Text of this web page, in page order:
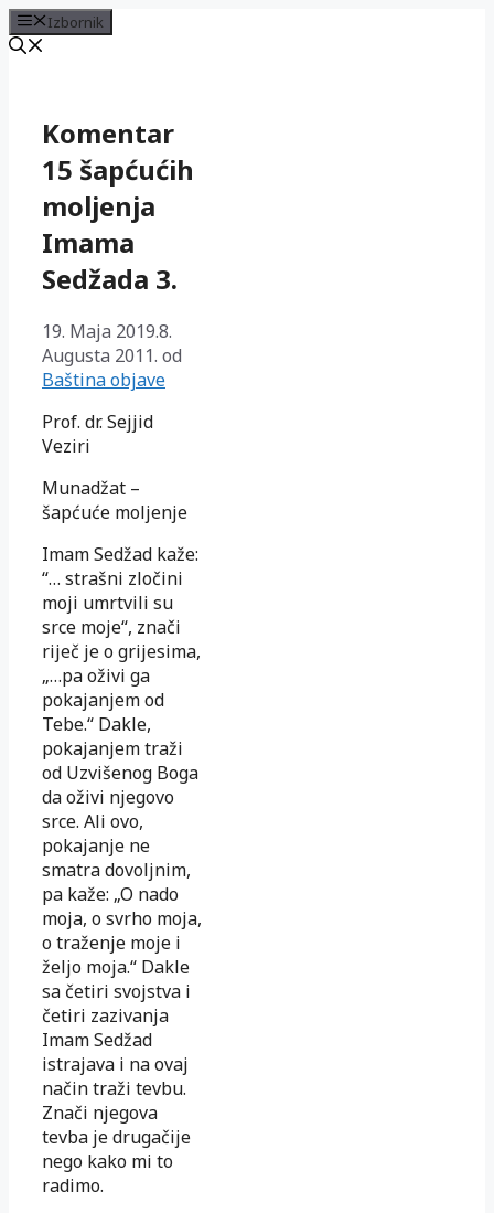
Izbornik
sadržajKomentar
15 šapćućih
moljenja
Imama
Sedžada 3.
19. Maja 2019.8.
Augusta 2011. od
Baština objave
Prof. dr. Sejjid
Veziri
Munadžat –
šapćuće moljenje
Imam Sedžad kaže:
“… strašni zločini
moji umrtvili su
srce moje“, znači
riječ je o grijesima,
„…pa oživi ga
pokajanjem od
Tebe.“ Dakle,
pokajanjem traži
od Uzvišenog Boga
da oživi njegovo
srce. Ali ovo,
pokajanje ne
smatra dovoljnim,
pa kaže: „O nado
moja, o svrho moja,
o traženje moje i
željo moja.“ Dakle
sa četiri svojstva i
četiri zazivanja
Imam Sedžad
istrajava i na ovaj
način traži tevbu.
Znači njegova
tevba je drugačije
nego kako mi to
radimo.